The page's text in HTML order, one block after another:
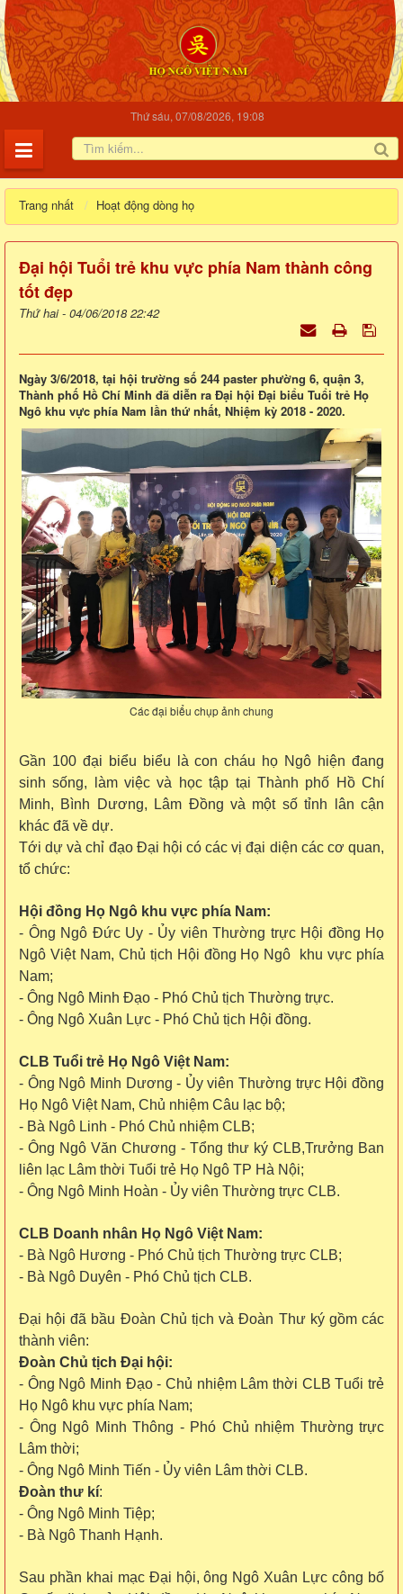
Thứ sáu, 07/08/2026, 19:08
Trang nhất Hoạt động dòng họ
Đại hội Tuổi trẻ khu vực phía Nam thành công
tốt đẹp
Thứ hai - 04/06/2018 22:42
Ngày 3/6/2018, tại hội trường số 244 paster phường 6, quận 3,
Thành phố Hồ Chí Minh đã diễn ra Đại hội Đại biểu Tuổi trẻ Họ
Ngô khu vực phía Nam lần thứ nhất, Nhiệm kỳ 2018 - 2020.
Các đại biểu chụp ảnh chung
Gần 100 đại biểu biểu là con cháu họ Ngô hiện đang
sinh sống, làm việc và học tập tại Thành phố Hồ Chí
Minh, Bình Dương, Lâm Đồng và một số tỉnh lân cận
khác đã về dự.
Tới dự và chỉ đạo Đại hội có các vị đại diện các cơ quan,
tổ chức:
Hội đồng Họ Ngô khu vực phía Nam:
- Ông Ngô Đức Uy - Ủy viên Thường trực Hội đồng Họ
Ngô Việt Nam, Chủ tịch Hội đồng Họ Ngô khu vực phía
Nam;
- Ông Ngô Minh Đạo - Phó Chủ tịch Thường trực.
- Ông Ngô Xuân Lực - Phó Chủ tịch Hội đồng.
CLB Tuổi trẻ Họ Ngô Việt Nam:
- Ông Ngô Minh Dương - Ủy viên Thường trực Hội đồng
Họ Ngô Việt Nam, Chủ nhiệm Câu lạc bộ;
- Bà Ngô Linh - Phó Chủ nhiệm CLB;
- Ông Ngô Văn Chương - Tổng thư ký CLB,Trưởng Ban
liên lạc Lâm thời Tuổi trẻ Họ Ngô TP Hà Nội;
- Ông Ngô Minh Hoàn - Ủy viên Thường trực CLB.
CLB Doanh nhân Họ Ngô Việt Nam:
- Bà Ngô Hương - Phó Chủ tịch Thường trực CLB;
- Bà Ngô Duyên - Phó Chủ tịch CLB.
Đại hội đã bầu Đoàn Chủ tịch và Đoàn Thư ký gồm các
thành viên:
Đoàn C hủ tịch Đại hội:
- Ông Ngô Minh Đạo - Chủ nhiệm Lâm thời CLBTuổi trẻ
Họ Ngô khu vực phía Nam;
- Ông Ngô Minh Thông - Phó Chủ nhiệm Thường trực
Lâm thời;
- Ông Ngô Minh Tiến - Ủy viên Lâm thời CLB.
Đoàn thư kí:
- Ông Ngô Minh Tiệp;
- Bà Ngô Thanh Hạnh.
Sau phần khai mạc Đại hội, ông Ngô Xuân Lựccông bố